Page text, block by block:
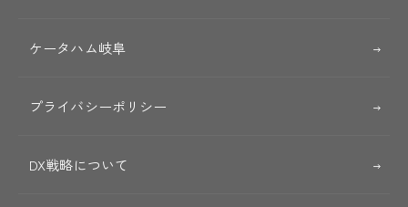
ケータハム岐阜
プライバシーポリシー
DX戦略について